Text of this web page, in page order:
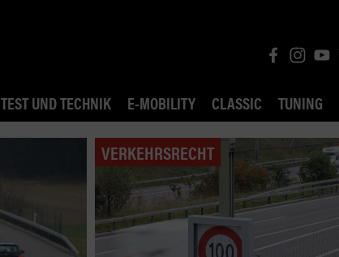
TEST UND TECHNIK E-MOBILITY CLASSIC TUNING
VERKEHRSRECHT